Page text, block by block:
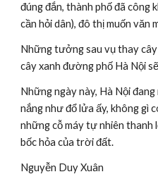
đúng đắn, thành phố đã công
cần hỏi dân), đô thị muốn văn
Những tưởng sau vụ thay cây
cây xanh đường phố Hà Nội
Những ngày này, Hà Nội
nắng như đổ lửa ấy, không gì
những cỗ máy tự nhiên thanh
bốc hỏa của trời đất.
Nguyễn Duy Xuân